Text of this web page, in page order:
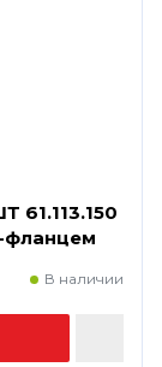
61.113.150
фланцем
В наличии